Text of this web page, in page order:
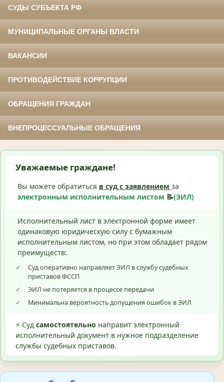
СУДЫ СУБЪЕКТА РФ
МУНИЦИПАЛЬНЫЕ ОРГАНЫ ВЛАСТИ
ВАКАНСИИ
ПРОТИВОДЕЙСТВИЕ КОРРУПЦИИ
ОБРАЩЕНИЯ ГРАЖДАН
ВНЕПРОЦЕССУАЛЬНЫЕ ОБРАЩЕНИЯ
Уважаемые граждане!
Вы можете обратиться в суд с заявлением за
электронным исполнительным листом 📝(ЭИЛ)
Исполнительный лист в электронной форме имеет
одинаковую юридическую силу с бумажным
исполнительным листом, но при этом обладает рядом
преимуществ:
✓
Суд оперативно направляет ЭИЛ в службу судебных
приставов ФССП
✓
ЭИЛ не потеряется в процессе передачи
✓
Минимальна вероятность допущения ошибок в ЭИЛ
⚡ Суд самостоятельно направит электронный
исполнительный документ в нужное подразделение
службы судебных приставов.